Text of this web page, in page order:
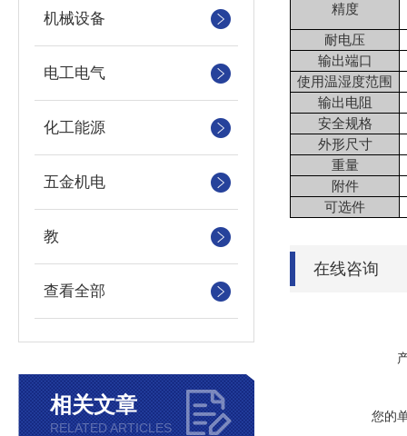
机械设备
电工电气
化工能源
五金机电
教
查看全部
相关文章
RELATED ARTICLES
精度
耐电压
输出端口
使用温湿度范围
输出电阻
安全规格
外形尺寸
重量
附件
可选件
在线咨询
您的